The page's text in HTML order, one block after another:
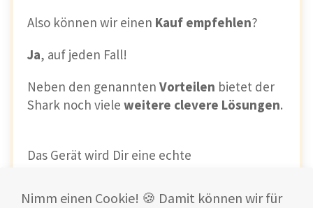
Also können wir einen Kauf empfehlen?
Ja, auf jeden Fall!
Neben den genannten Vorteilen bietet der
Shark noch viele weitere clevere Lösungen.
Das Gerät wird Dir eine echte
Nimm einen Cookie! 🍪 Damit können wir für